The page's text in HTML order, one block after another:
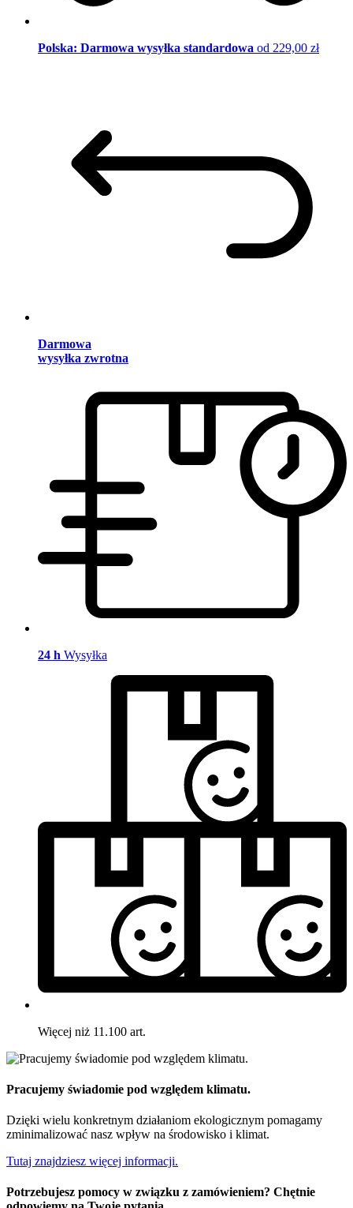
Polska: Darmowa wysyłka standardowa od 229,00 zł
Darmowa
wysyłka zwrotna
24 h Wysyłka
Więcej niż 11.100 art.
Pracujemy świadomie pod względem klimatu.
Dzięki wielu konkretnym działaniom ekologicznym pomagamy
zminimalizować nasz wpływ na środowisko i klimat.
Tutaj znajdziesz więcej informacji.
Potrzebujesz pomocy w związku z zamówieniem? Chętnie